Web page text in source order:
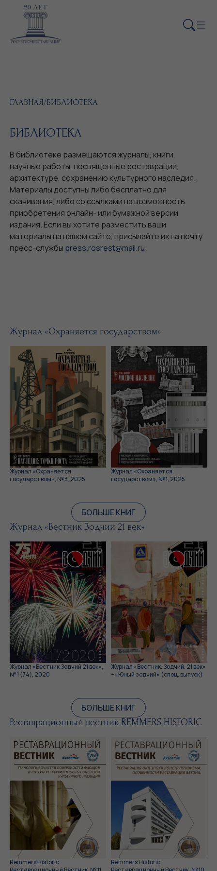
ГЛАВНАЯ/БИБЛИОТЕКА
БИБЛИОТЕКА
В библиотеке размещаются журналы, книги,
научные работы, посвященные реставрации,
архитектуре, сохранению культурного наследия.
Материалы доступны либо бесплатно для
скачивания, либо со ссылками на возможность
приобретения онлайн- или бумажной версии
издания. Если вы хотите разместить ваши
материалы на нашем сайте, присылайте их на почту
пресс-службы press.rosrest@mail.ru.
Журнал «Охраняется государством»
Журнал «Охраняется
государством», № 3, 2025
Журнал «Охраняется
государством», № 1, 2025
БОЛЬШЕ КНИГ
Журнал «Вестник Зодчий 21 век»
Журнал «Вестник Зодчий 21 век»,
№ 1 (74), 2020
Журнал «Вестник. Зодчий. 21 век»
– «Юный зодчий» (спец. выпуск)
БОЛЬШЕ КНИГ
Реставрационный вестник REMMERS HISTORIC
Remmers Historic
Remmers Historic